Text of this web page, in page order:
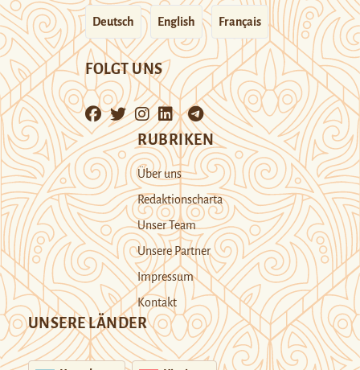
Deutsch English Français
FOLGT UNS
RUBRIKEN
Über uns
Redaktionscharta
Unser Team
Unsere Partner
Impressum
Kontakt
UNSERE LÄNDER